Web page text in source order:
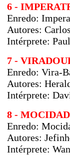
6 -
Enredo:
Autores:
Intérprete:
7 -
Enredo: Vira-
Autores:
Intérprete:
8 -
Enredo:
Autores:
Intérprete: